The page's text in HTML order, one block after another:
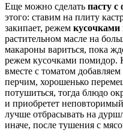
Еще можно сделать пасту с
этого: ставим на плиту
закипает, режем кусочками
растительном масле на
макароны вариться, пока
режем кусочками помидор.
вместе с томатом
перчим, хорошенько
потушиться, тогда блюдо
и приобретет
лучше отбрасывать на
иначе, после тушения с